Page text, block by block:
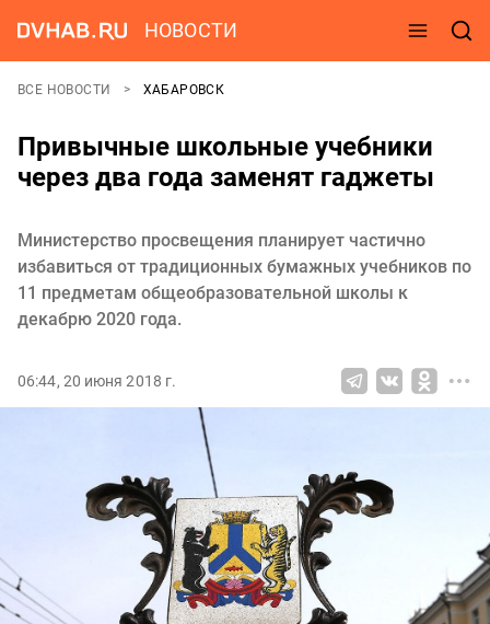
НОВОСТИ
ВСЕ НОВОСТИ ХАБАРОВСК
Привычные школьные учебники
через два года заменят гаджеты
Министерство просвещения планирует частично
избавиться от традиционных бумажных учебников по
11 предметам общеобразовательной школы к
декабрю 2020 года.
06:44, 20 июня 2018 г.